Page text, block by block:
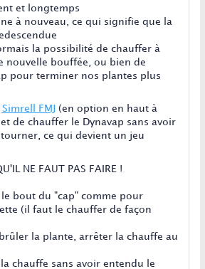
et longtemps
à nouveau, ce qui signifie que la
la possibilité de chauffer à
nouvelle bouffée, ou bien de
pour terminer nos plantes plus
Simrell FMJ
(en option en haut à
de chauffer le Dynavap sans avoir
ce qui devient un jeu
NE FAUT PAS FAIRE !
bout du "cap" comme pour
(il faut le chauffer de façon
la plante, arrêter la chauffe au
chauffe sans avoir entendu le